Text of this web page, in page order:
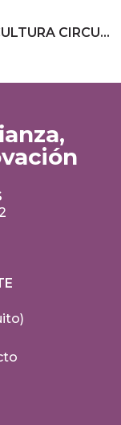
LIPOESCULTURA CIRCUNFERENCIAL: EN QUÉ CONSISTE ESTA REMODELACIÓN CORPORAL